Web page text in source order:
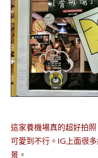
這家養機場真的超好拍
可愛到不行。IG上面很
景。